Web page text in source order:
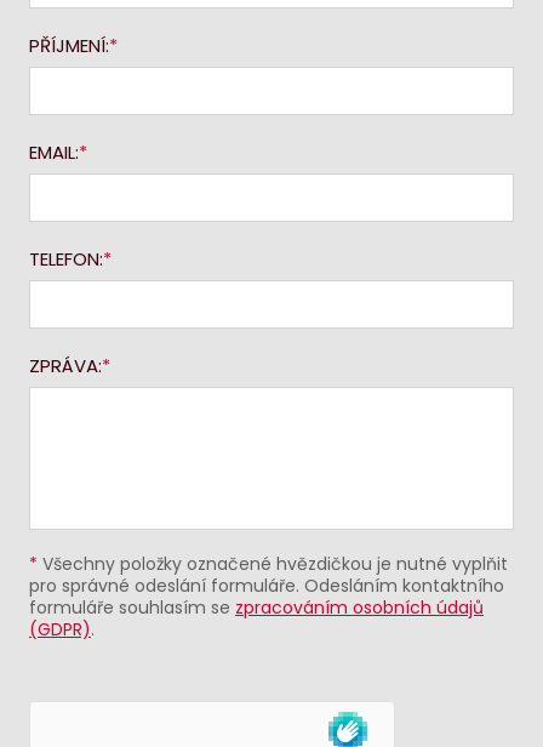
PŘÍJMENÍ:
EMAIL:
TELEFON:
ZPRÁVA:
* Všechny položky označené hvězdičkou je nutné vyplňit
pro správné odeslání formuláře. Odesláním kontaktního
formuláře souhlasím se zpracováním osobních údajů
(GDPR).